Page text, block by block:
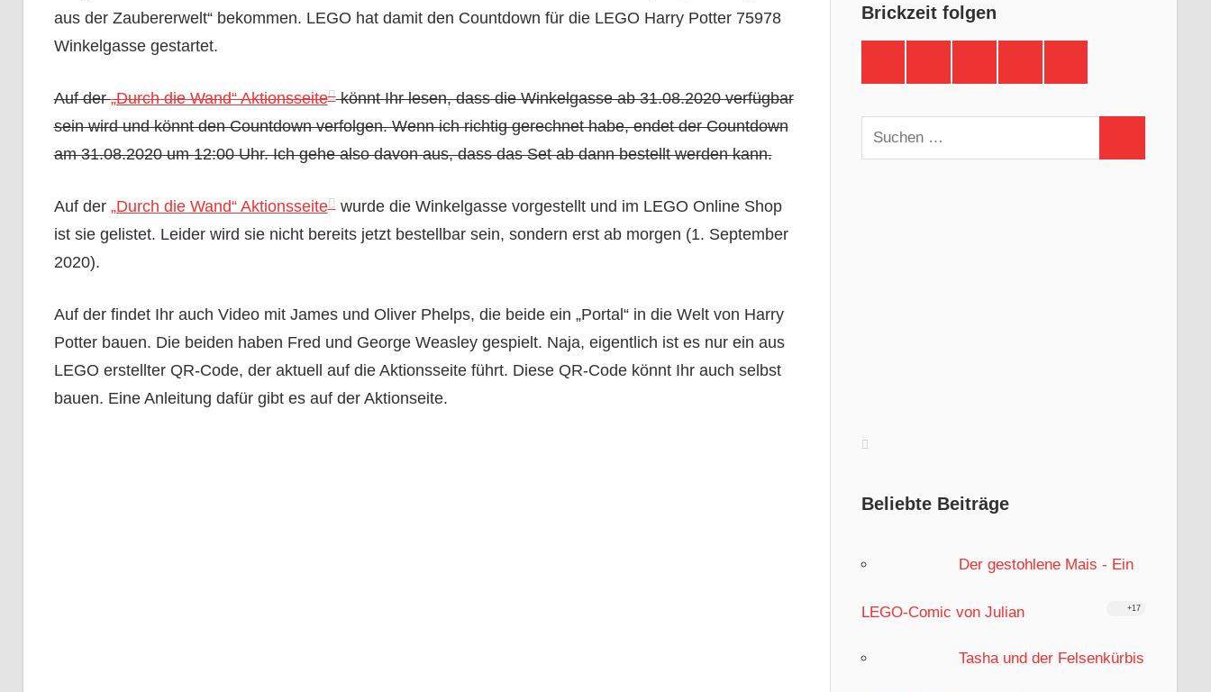
aus der Zaubererwelt“ bekommen. LEGO hat damit den Countdown für die LEGO Harry Potter 75978
Winkelgasse gestartet.
Auf der„Durch die Wand“ Aktionsseite könnt Ihr lesen, dass die Winkelgasse ab 31.08.2020 verfügbar
sein wird und könnt den Countdown verfolgen. Wenn ich richtig gerechnet habe, endet der Countdown
am 31.08.2020 um 12:00 Uhr. Ich gehe also davon aus, dass das Set ab dann bestellt werden kann.
Auf der „Durch die Wand“ Aktionsseite wurde die Winkelgasse vorgestellt und im LEGO Online Shop
ist sie gelistet. Leider wird sie nicht bereits jetzt bestellbar sein, sondern erst ab morgen (1. September
2020).
Auf der findet Ihr auch Video mit James und Oliver Phelps, die beide ein „Portal“ in die Welt von Harry
Potter bauen. Die beiden haben Fred und George Weasley gespielt. Naja, eigentlich ist es nur ein aus
LEGO erstellter QR-Code, der aktuell auf die Aktionsseite führt. Diese QR-Code könnt Ihr auch selbst
bauen. Eine Anleitung dafür gibt es auf der Aktionseite.
Brickzeit folgen
Suchen
nach:
Beliebte Beiträge
Der gestohlene Mais - Ein
LEGO-Comic von Julian +17
Tasha und der Felsenkürbis